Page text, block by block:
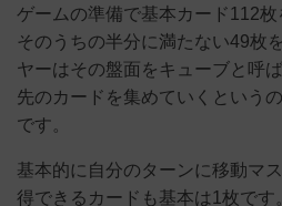
ゲームの準備で基本カード112枚
そのうちの半分に満たない49枚
ヤーはその盤面をキューブと呼
先のカードを集めていくという
です。
基本的に自分のターンに移動マ
得できるカードも基本は1枚で